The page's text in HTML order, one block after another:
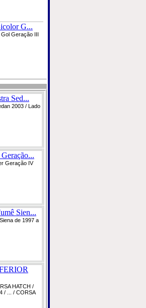
G...
Geração III
Sed...
2003 / Lado
Geração IV
Sien...
de 1997 a
HATCH /
/ ... / CORSA